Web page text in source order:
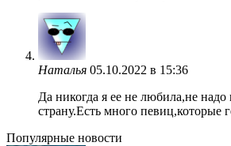
Наталья 05.10.2022 в 15:36
Да никогда я ее не любила,не надо
страну.Есть много певиц,которые
Популярные новости